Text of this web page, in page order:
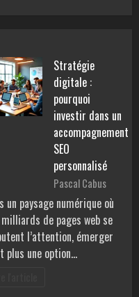
Stratégie
digitale :
pourquoi
investir dans un
accompagnement
SEO
personnalisé
Pascal Cabus
un paysage numérique où
de pages web se
l’attention, émerger
plus une option…